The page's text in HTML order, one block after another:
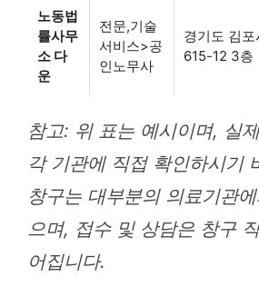
노동법
률사무
소 다
운
전문,기술
서비스>공
인노무사
경기도 김
615-12 3층
참고: 위 표는 예시이며, 실
각 기관에 직접 확인하시기
창구는 대부분의 의료기관
으며, 접수 및 상담은 창구
어집니다.